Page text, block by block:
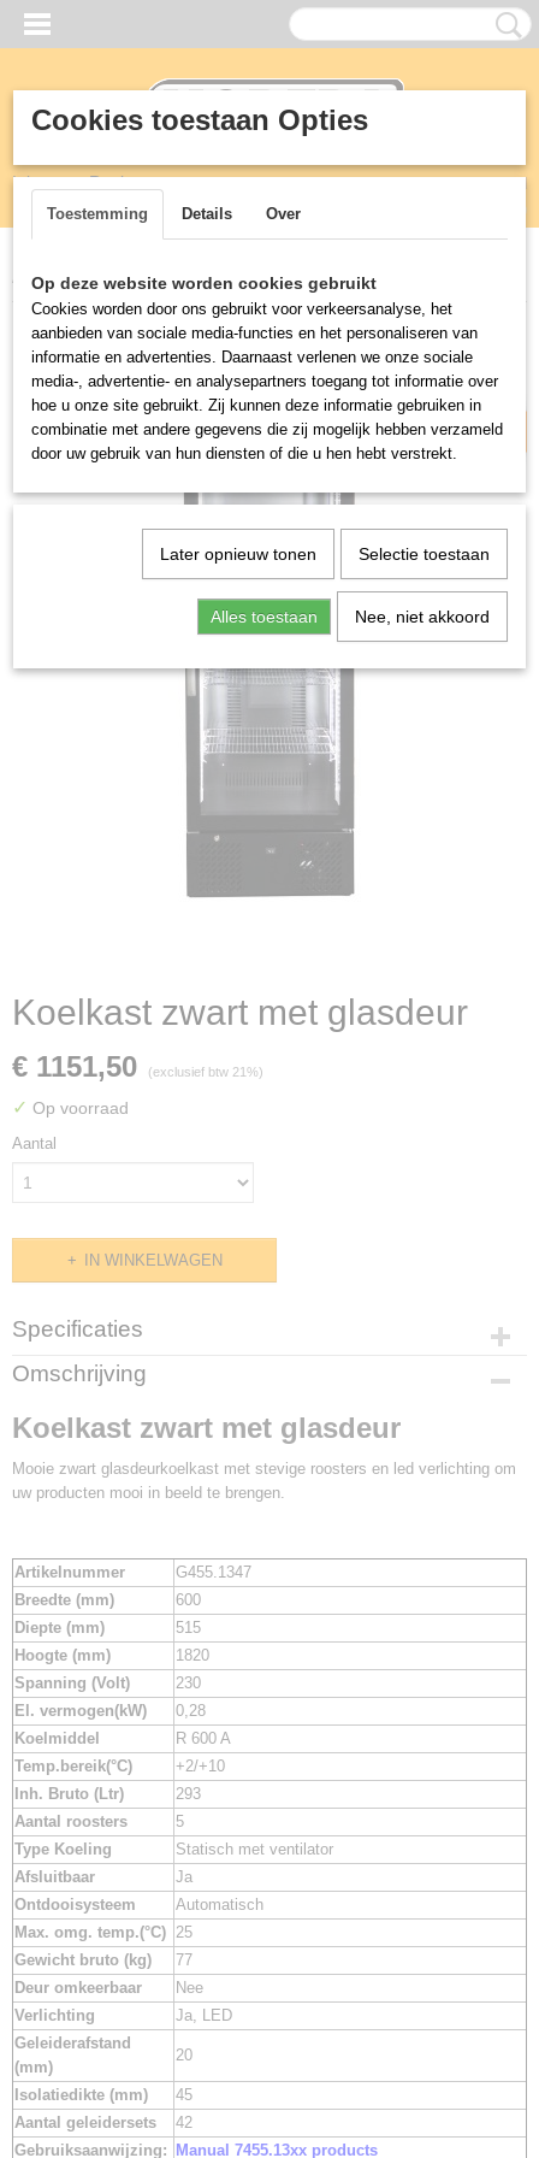
Inloggen Registreren
(0)
Home >Koeling>Koelkasten > Koelkast zwart met glasdeur
Verzendkosten € 19,50
Koelkast zwart met glasdeur
€ 1151,50 (exclusief btw 21%)
✓ Op voorraad
Aantal
IN WINKELWAGEN
Specificaties
Productcode
Omschrijving
Koelkast zwart met glasdeur
Mooie zwart glasdeurkoelkast met stevige roosters en led verlichting om
uw producten mooi in beeld te brengen.
Artikelnummer
G455.1347
Breedte (mm)
600
Diepte (mm)
515
Hoogte (mm)
1820
Spanning (Volt)
230
El. vermogen(kW)
0,28
Koelmiddel
R 600 A
Temp.bereik(°C)
+2/+10
Inh. Bruto (Ltr)
293
Aantal roosters
5
Type Koeling
Statisch met ventilator
Afsluitbaar
Ja
Ontdooisysteem
Automatisch
Max. omg. temp.(°C) 25
Gewicht bruto (kg)
77
Deur omkeerbaar
Nee
Verlichting
Ja, LED
Geleiderafstand
(mm)
20
Isolatiedikte (mm)
45
Aantal geleidersets
42
Gebruiksaanwijzing:
Manual 7455.13xx products
Cookies toestaan Opties
Toestemming Details Over
Op deze website worden cookies gebruikt
Cookies worden door ons gebruikt voor verkeersanalyse, het
aanbieden van sociale media-functies en het personaliseren van
informatie en advertenties. Daarnaast verlenen we onze sociale
media-, advertentie- en analysepartners toegang tot informatie over
hoe u onze site gebruikt. Zij kunnen deze informatie gebruiken in
combinatie met andere gegevens die zij mogelijk hebben verzameld
door uw gebruik van hun diensten of die u hen hebt verstrekt.
Later opnieuw tonen Selectie toestaan
Alles toestaan Nee, niet akkoord